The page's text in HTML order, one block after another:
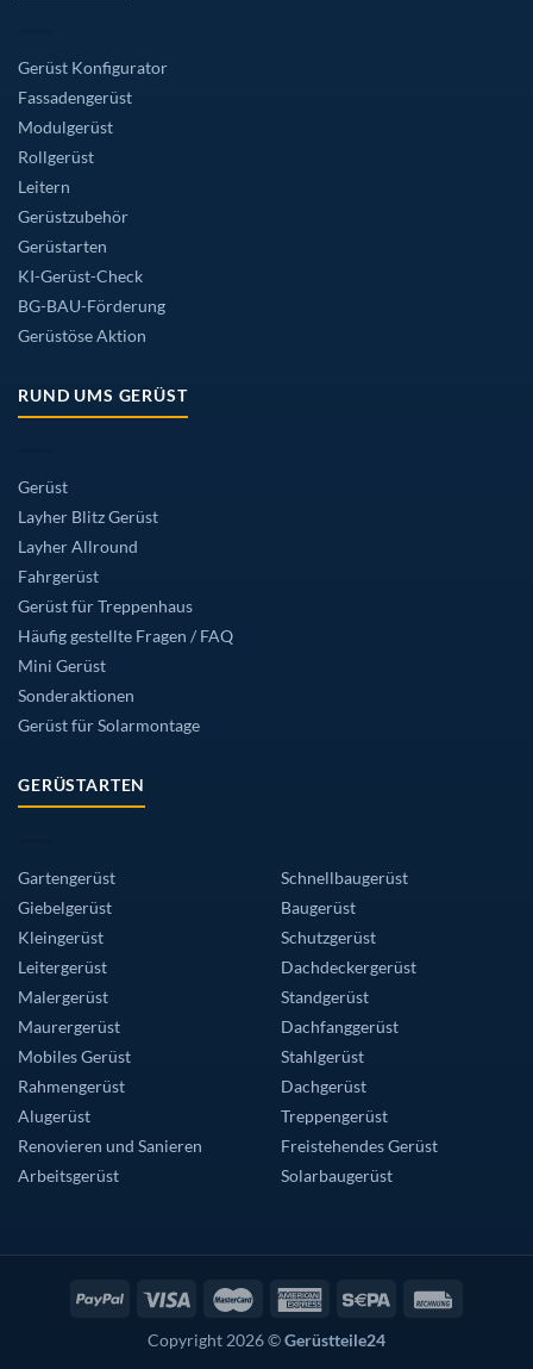
Gerüst Konfigurator
Fassadengerüst
Modulgerüst
Rollgerüst
Leitern
Gerüstzubehör
Gerüstarten
KI-Gerüst-Check
BG-BAU-Förderung
Gerüstöse Aktion
RUND UMS GERÜST
Gerüst
Layher Blitz Gerüst
Layher Allround
Fahrgerüst
Gerüst für Treppenhaus
Häufig gestellte Fragen / FAQ
Mini Gerüst
Sonderaktionen
Gerüst für Solarmontage
GERÜSTARTEN
Gartengerüst
Giebelgerüst
Kleingerüst
Leitergerüst
Malergerüst
Maurergerüst
Mobiles Gerüst
Rahmengerüst
Alugerüst
Renovieren und Sanieren
Arbeitsgerüst
Schnellbaugerüst
Baugerüst
Schutzgerüst
Dachdeckergerüst
Standgerüst
Dachfanggerüst
Stahlgerüst
Dachgerüst
Treppengerüst
Freistehendes Gerüst
Solarbaugerüst
Copyright 2026 ©Gerüstteile24